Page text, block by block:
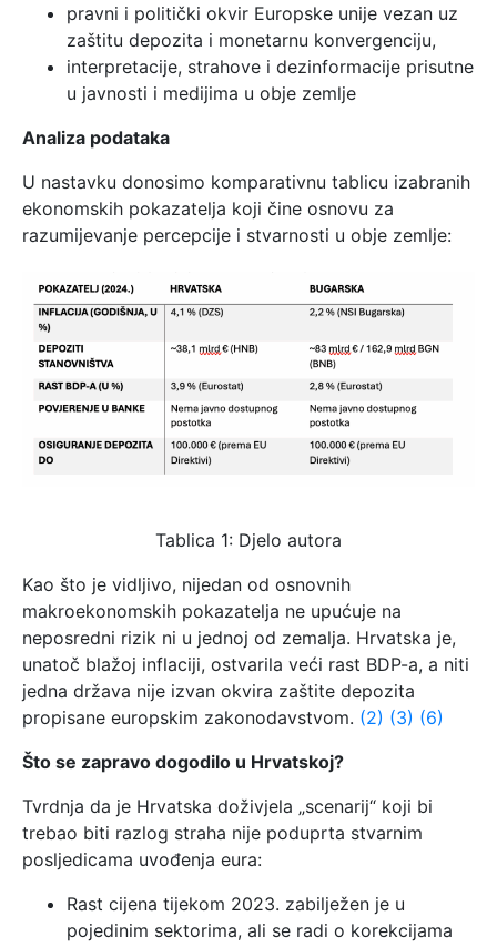
pravni i politički okvir Europske unije vezan uz
zaštitu depozita i monetarnu konvergenciju,
interpretacije, strahove i dezinformacije prisutne
u javnosti i medijima u obje zemlje
Analiza podataka
U nastavku donosimo komparativnu tablicu izabranih
ekonomskih pokazatelja koji čine osnovu za
razumijevanje percepcije i stvarnosti u obje zemlje:
Tablica 1: Djelo autora
Kao što je vidljivo, nijedan od osnovnih
makroekonomskih pokazatelja ne upućuje na
neposredni rizik ni u jednoj od zemalja. Hrvatska je,
unatoč blažoj inflaciji, ostvarila veći rast BDP-a, a niti
jedna država nije izvan okvira zaštite depozita
propisane europskim zakonodavstvom. (2) (3) (6)
Što se zapravo dogodilo u Hrvatskoj?
Tvrdnja da je Hrvatska doživjela „scenarij“ koji bi
trebao biti razlog straha nije poduprta stvarnim
posljedicama uvođenja eura:
Rast cijena tijekom 2023. zabilježen je u
pojedinim sektorima, ali se radi o korekcijama